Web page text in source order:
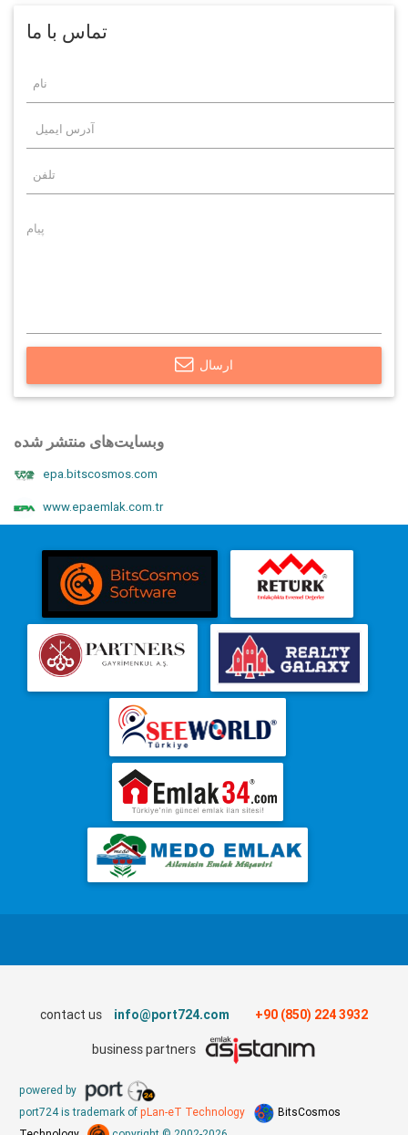
تماس با ما
ارسال
وبسایت‌های منتشر شده
epa.bitscosmos.com
www.epaemlak.com.tr
contact us info@port724.com +90 (850) 224 3932
business partners
powered by
port724 is trademark of pLan-eT Technology
BitsCosmos